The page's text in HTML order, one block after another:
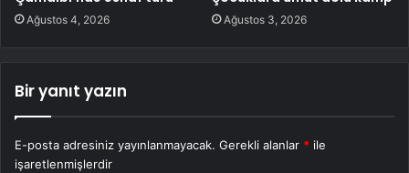
Ağustos 4, 2026 Ağustos 3, 2026
Bir yanıt yazın
E-posta adresiniz yayınlanmayacak. Gerekli alanlar * ile
işaretlenmişlerdir